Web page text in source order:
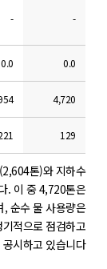
- -
0.0 0.0
4,720
129
톤)와 지하수
. 이 중 4,720톤은
, 순수 물 사용량은
적으로 점검하고
시하고 있습니다